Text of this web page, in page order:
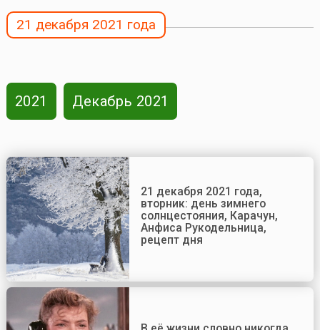
21 декабря 2021 года
2021 Декабрь 2021
21 декабря 2021 года,
вторник: день зимнего
солнцестояния, Карачун,
Анфиса Рукодельница,
рецепт дня